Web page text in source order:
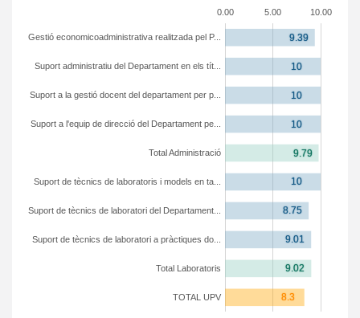
0.00 5.00 10.00
TOTAL UPV
Total Laboratoris
Suport de tècnics de laboratori a pràctiques do...
Suport de tècnics de laboratori del Departament...
Suport de tècnics de laboratoris i models en ta...
Total Administració
Suport a l'equip de direcció del Departament pe...
Suport a la gestió docent del departament per p...
Suport administratiu del Departament en els tít...
Gestió economicoadministrativa realitzada pel P...